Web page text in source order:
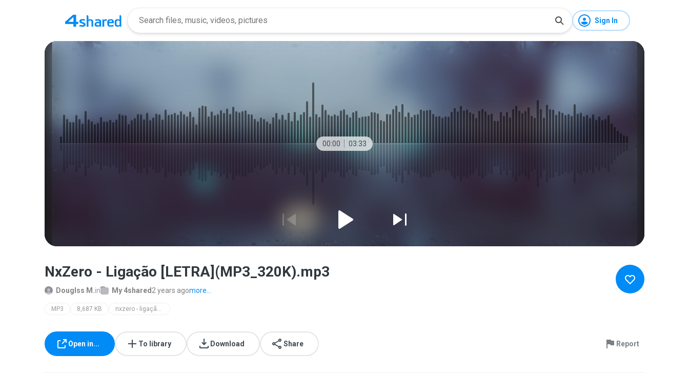
Sign In
00:00 03:33
NxZero - Ligação [LETRA](MP3_320K).mp3
Douglss M.in My 4shared 2 years agomore...
MP3 8,687 KB nxzero - ligação [letra]
Open in... To library Download Share Report